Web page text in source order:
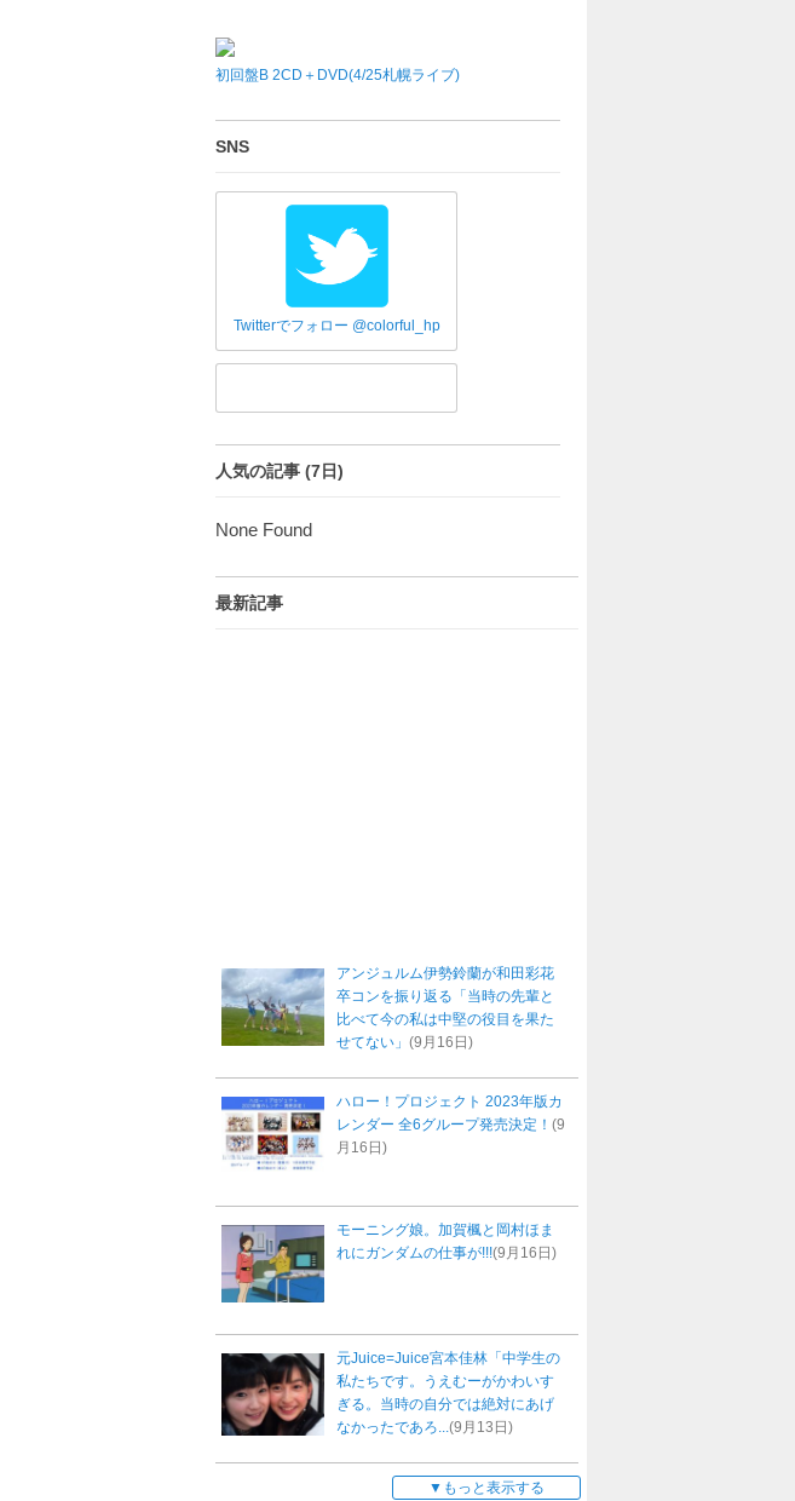
初回盤B 2CD＋DVD(4/25札幌ライブ)
SNS
Twitterでフォロー @colorful_hp
人気の記事 (7日)
None Found
最新記事
アンジュルム伊勢鈴蘭が和田彩花
卒コンを振り返る「当時の先輩と
比べて今の私は中堅の役目を果た
せてない」 (9月16日)
ハロー！プロジェクト 2023年版カ
レンダー 全6グループ発売決定！ (9
月16日)
モーニング娘。加賀楓と岡村ほま
れにガンダムの仕事が!!!(9月16日)
元Juice=Juice宮本佳林「中学生の
私たちです。うえむーがかわいす
ぎる。当時の自分では絶対にあげ
なかったであろ...(9月13日)
もっと表示する